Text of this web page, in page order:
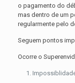
o pagamento do
mas dentro de um
regularmente pelo
Seguem pontos
Ocorre o